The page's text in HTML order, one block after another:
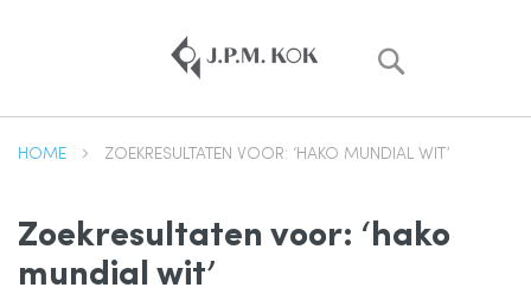
HOME ZOEKRESULTATEN VOOR: ‘HAKO MUNDIAL WIT’
Zoekresultaten voor: ‘hako
mundial wit’